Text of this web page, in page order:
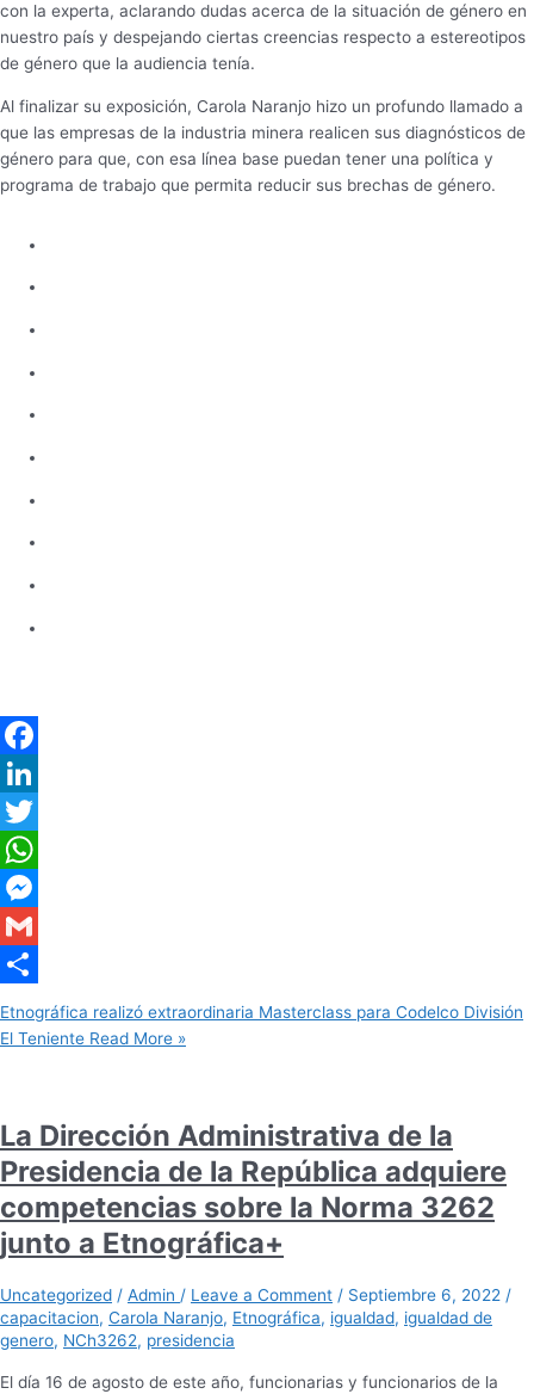
con la experta, aclarando dudas acerca de la situación de género en
nuestro país y despejando ciertas creencias respecto a estereotipos
de género que la audiencia tenía.
Al finalizar su exposición, Carola Naranjo hizo un profundo llamado a
que las empresas de la industria minera realicen sus diagnósticos de
género para que, con esa línea base puedan tener una política y
programa de trabajo que permita reducir sus brechas de género.
Facebook
LinkedIn
Twitter
WhatsApp
Messenger
Gmail
Share
Etnográfica realizó extraordinaria Masterclass para Codelco División
El Teniente Read More »
La Dirección Administrativa de la
Presidencia de la República adquiere
competencias sobre la Norma 3262
junto a Etnográfica+
Uncategorized / Admin / Leave a Comment / Septiembre 6, 2022 /
capacitacion, Carola Naranjo, Etnográfica, igualdad, igualdad de
genero, NCh3262, presidencia
El día 16 de agosto de este año, funcionarias y funcionarios de la